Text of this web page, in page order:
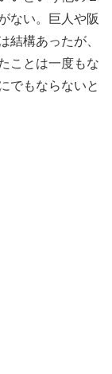
ない。巨人や阪
結構あったが、
ことは一度もな
でもならないと